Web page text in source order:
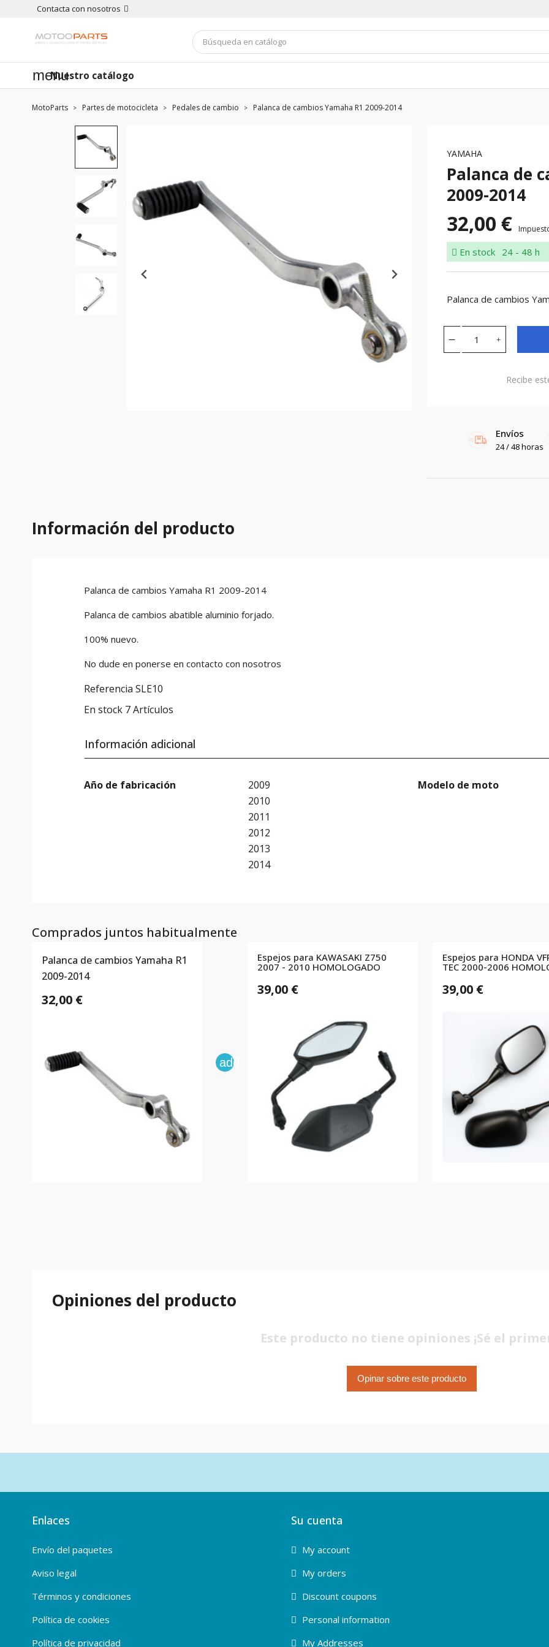
Contacta con nosotros
menuNuestro catálogo
MotoParts Partes de motocicleta Pedales de cambio Palanca de cambios Yamaha R1 2009-2014
YAMAHA
Palanca de
2009-2014
32,00 €
En stock 24 - 48 h
Palanca de cambios
Recibe
Envíos
24 / 48 horas
Información del producto
Palanca de cambios Yamaha R1 2009-2014
Palanca de cambios abatible aluminio forjado.
100% nuevo.
No dude en ponerse en contacto con nosotros
Referencia SLE10
En stock 7 Artículos
Información adicional
Año de fabricación
2009
2010
2011
2012
2013
2014
Modelo de moto
Comprados juntos habitualmente
Palanca de cambios Yamaha R1
2009-2014
32,00 €
add
Espejos para KAWASAKI Z750
2007 - 2010 HOMOLOGADO
39,00 €
Espejos para HONDA
TEC 2000-2006
39,00 €
Opiniones del producto
Este producto no tiene opiniones ¡Sé el
Opinar sobre este producto
Enlaces
Envío del paquetes
Aviso legal
Términos y condiciones
Política de cookies
Política de privacidad
Su cuenta
My account
My orders
Discount coupons
Personal information
My Addresses